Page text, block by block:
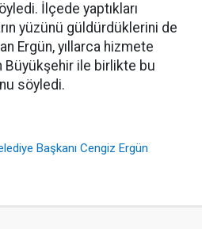
İlçede yaptıkları
yüzünü güldürdüklerini de
Ergün, yıllarca hizmete
Büyükşehir ile birlikte bu
söyledi.
Başkanı Cengiz Ergün